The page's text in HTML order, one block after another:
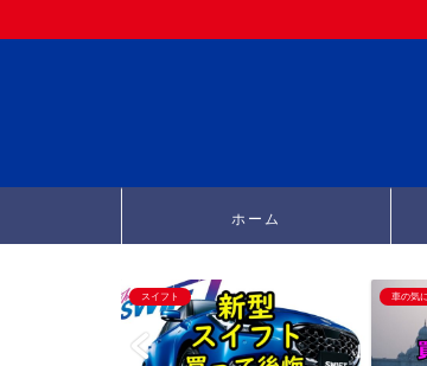
ホーム
スイフト 車の気